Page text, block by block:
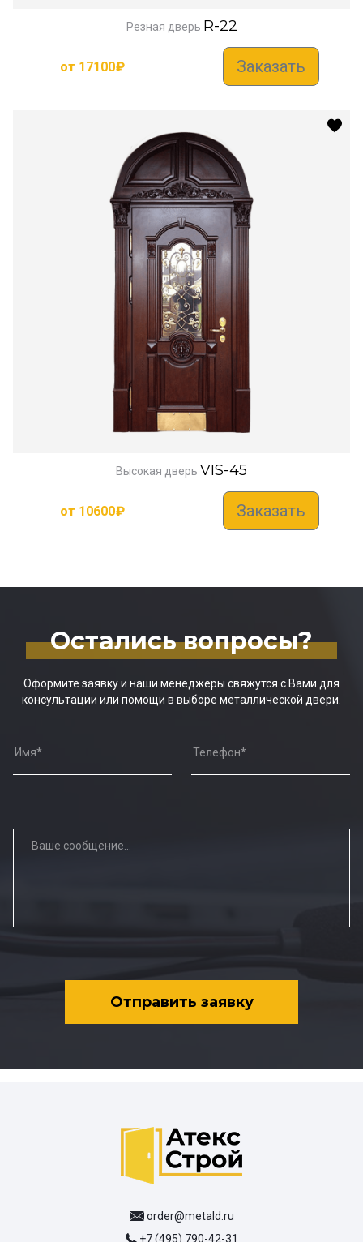
Резная дверь R-22
от 17100₽ Заказать
Высокая дверь VIS-45
от 10600₽ Заказать
Остались вопросы?
Оформите заявку и наши менеджеры свяжутся с Вами для
консультации или помощи в выборе металлической двери.
Отправить заявку
order@metald.ru
+7 (495) 790-42-31